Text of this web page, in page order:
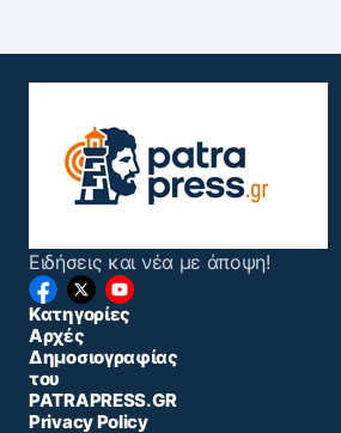
Ειδήσεις και νέα με άποψη!
Κατηγορίες
Αρχές
Δημοσιογραφίας
του
PATRAPRESS.GR
Privacy Policy